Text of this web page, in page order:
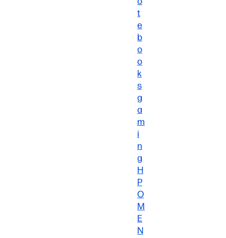
t
e
b
o
o
k
s
g
a
m
i
n
g
H
P
O
M
E
N